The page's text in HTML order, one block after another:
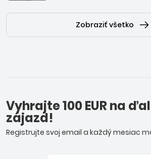
Zobraziť všetko
Vyhrajte 100 EUR na
zájazd!
Registrujte svoj email a každý mesiac